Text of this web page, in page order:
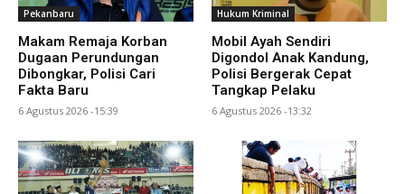
Pekanbaru
Makam Remaja Korban
Dugaan Perundungan
Dibongkar, Polisi Cari
Fakta Baru
6 Agustus 2026 -15:39
Hukum Kriminal
Mobil Ayah Sendiri
Digondol Anak Kandung,
Polisi Bergerak Cepat
Tangkap Pelaku
6 Agustus 2026 -13:32